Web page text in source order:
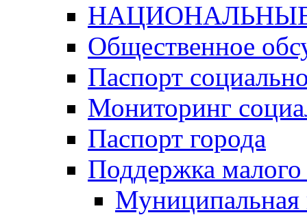
Общественное
Паспорт
Мониторинг
Паспорт города
Поддержка малого
Муниципальная